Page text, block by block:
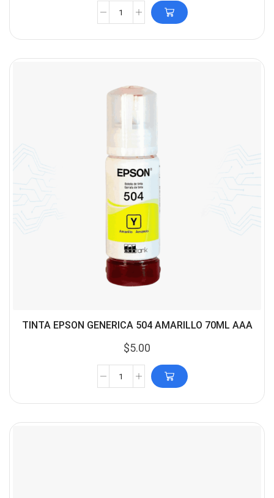
TINTA EPSON GENERICA 504 AMARILLO 70ML AAA
$5.00